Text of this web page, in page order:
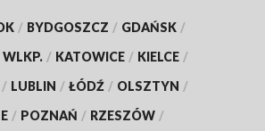
/ BYDGOSZCZ / GDAŃSK /
/ KATOWICE / KIELCE /
/ LUBLIN / ŁÓDŹ / OLSZTYN /
/ POZNAŃ / RZESZÓW /